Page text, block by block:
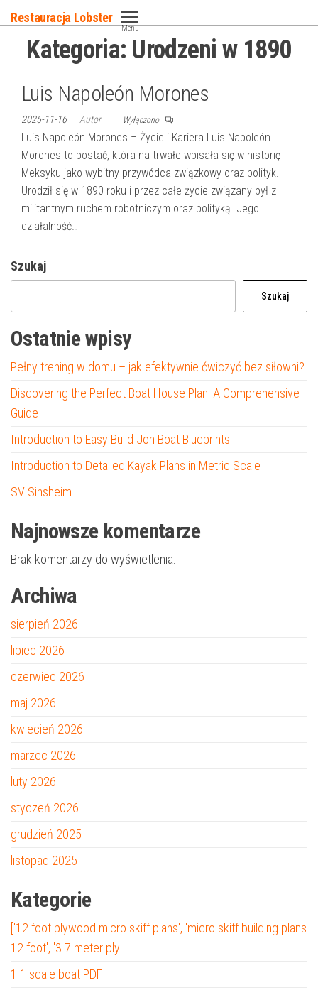
do
Restauracja Lobster
Menu
Kategoria: Urodzeni w 1890
Luis Napoleón Morones
2025-11-16 Autor Wyłączono
Luis Napoleón Morones – Życie i Kariera Luis Napoleón
Morones to postać, która na trwałe wpisała się w historię
Meksyku jako wybitny przywódca związkowy oraz polityk.
Urodził się w 1890 roku i przez całe życie związany był z
militantnym ruchem robotniczym oraz polityką. Jego
działalność…
Szukaj
Szukaj
Ostatnie wpisy
Pełny trening w domu – jak efektywnie ćwiczyć bez siłowni?
Discovering the Perfect Boat House Plan: A Comprehensive
Guide
Introduction to Easy Build Jon Boat Blueprints
Introduction to Detailed Kayak Plans in Metric Scale
SV Sinsheim
Najnowsze komentarze
Brak komentarzy do wyświetlenia.
Archiwa
sierpień 2026
lipiec 2026
czerwiec 2026
maj 2026
kwiecień 2026
marzec 2026
luty 2026
styczeń 2026
grudzień 2025
listopad 2025
Kategorie
['12 foot plywood micro skiff plans', 'micro skiff building plans
12 foot', '3.7 meter ply
1 1 scale boat PDF